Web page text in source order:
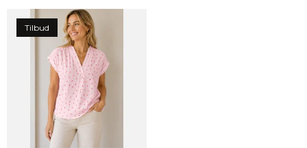
Tilbud